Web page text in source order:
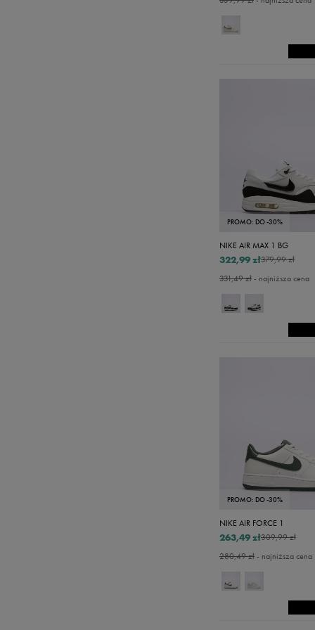
PROMO: DO -30%
NIKE AIR MAX 1 BG
379,99 zł
322,99 zł
331,49 zł- najniższa cena
PROMO: DO -30%
NIKE AIR FORCE 1
309,99 zł
263,49 zł
280,49 zł- najniższa cena